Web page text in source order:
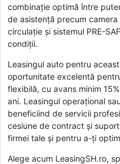
combinație optimă între
de asistență precum
circulație și sistemul PRE-
condiții.
Leasingul auto pentru
oportunitate excelentă
flexibilă, cu avans minim
ani. Leasingul operațional
beneficiind de servicii
cesiune de contract și
firmei tale și pentru a-ți
Alege acum LeasingSH.ro,